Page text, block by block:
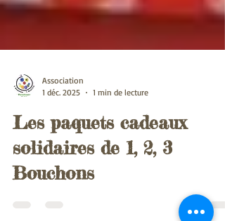
Association
1 déc. 2025
1 min de lecture
Les paquets cadeaux